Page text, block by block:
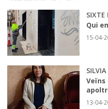
SIXTE
Qui
15-04-
Veïns
13-04-